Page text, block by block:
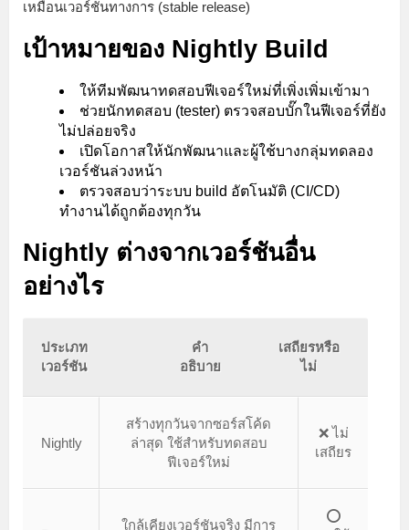
เหมือนเวอร์ชันทางการ (stable release)
เป้าหมายของ Nightly Build
ให้ทีมพัฒนาทดสอบฟีเจอร์ใหม่ที่เพิ่งเพิ่มเข้ามา
ช่วยนักทดสอบ (tester) ตรวจสอบบั๊กในฟีเจอร์ที่ยัง
ไม่ปล่อยจริง
เปิดโอกาสให้นักพัฒนาและผู้ใช้บางกลุ่มทดลอง
เวอร์ชันล่วงหน้า
ตรวจสอบว่าระบบ build อัตโนมัติ (CI/CD)
ทำงานได้ถูกต้องทุกวัน
Nightly ต่างจากเวอร์ชันอื่น
อย่างไร
ประเภท
เวอร์ชัน
คำ
อธิบาย
เสถียรหรือ
ไม่
Nightly
สร้างทุกวันจากซอร์สโค้ด
ล่าสุด ใช้สำหรับทดสอบ
ฟีเจอร์ใหม่
❌ ไม่
เสถียร
ใกล้เคียงเวอร์ชันจริง มีการ
⭕